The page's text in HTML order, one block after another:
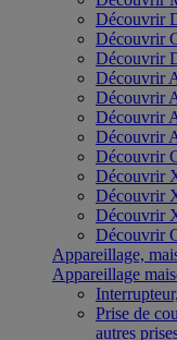
Découvrir
Découvrir
Découvrir
Découvrir
Découvrir
Découvrir
Découvrir
Découvrir
Découvrir
Découvrir
Découvrir
Découvrir
Appareillage,
Appareillage
Prise de
autres